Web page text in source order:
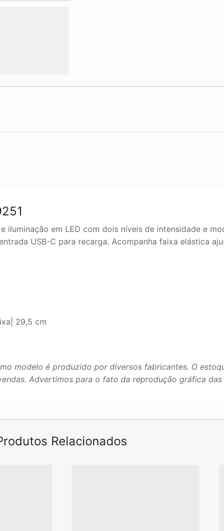
iluminação em LED com dois níveis de intensidade e
USB-C para recarga. Acompanha faixa elástica
29,5 cm
modelo é produzido por diversos fabricantes. O
Advertimos para o fato da reprodução gráfica
Relacionados